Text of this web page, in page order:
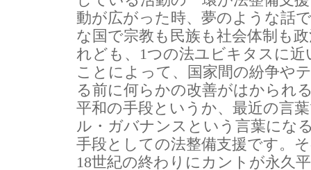
動が広がった時、夢のような話
な国で宗教も民族も社会体制も
れども、1つの法ユビキタスに
ことによって、国家間の紛争や
る前に何らかの改善がはかられ
平和の手段というか、最近の言
ル・ガバナンスという言葉にな
手段としての法整備支援です。
18世紀の終わりにカントが永久